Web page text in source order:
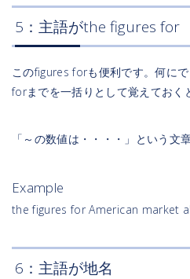
5：主語がthe figures for
このfigures forも便利です。何に
forまでを一括りとして覚えておく
「～の数値は・・・・」という文
Example
the figures for American market
6：主語が地名